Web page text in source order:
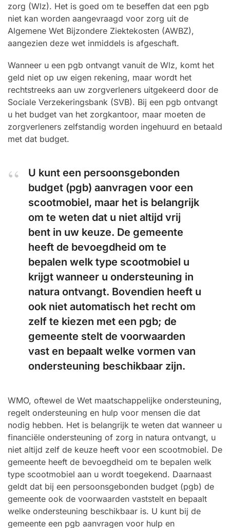
zorg (Wlz). Het is goed om te beseffen dat een pgb
niet kan worden aangevraagd voor zorg uit de
Algemene Wet Bijzondere Ziektekosten (AWBZ),
aangezien deze wet inmiddels is afgeschaft.
Wanneer u een pgb ontvangt vanuit de Wlz, komt het
geld niet op uw eigen rekening, maar wordt het
rechtstreeks aan uw zorgverleners uitgekeerd door de
Sociale Verzekeringsbank (SVB). Bij een pgb ontvangt
u het budget van het zorgkantoor, maar moeten de
zorgverleners zelfstandig worden ingehuurd en betaald
met dat budget.
U kunt een persoonsgebonden
budget (pgb) aanvragen voor een
scootmobiel, maar het is belangrijk
om te weten dat u niet altijd vrij
bent in uw keuze. De gemeente
heeft de bevoegdheid om te
bepalen welk type scootmobiel u
krijgt wanneer u ondersteuning in
natura ontvangt. Bovendien heeft u
ook niet automatisch het recht om
zelf te kiezen met een pgb; de
gemeente stelt de voorwaarden
vast en bepaalt welke vormen van
ondersteuning beschikbaar zijn.
WMO, oftewel de Wet maatschappelijke ondersteuning,
regelt ondersteuning en hulp voor mensen die dat
nodig hebben. Het is belangrijk te weten dat wanneer u
financiële ondersteuning of zorg in natura ontvangt, u
niet altijd zelf de keuze heeft voor een scootmobiel. De
gemeente heeft de bevoegdheid om te bepalen welk
type scootmobiel aan u wordt toegekend. Daarnaast
geldt dat bij een persoonsgebonden budget (pgb) de
gemeente ook de voorwaarden vaststelt en bepaalt
welke ondersteuning beschikbaar is. U kunt bij de
gemeente een pgb aanvragen voor hulp en